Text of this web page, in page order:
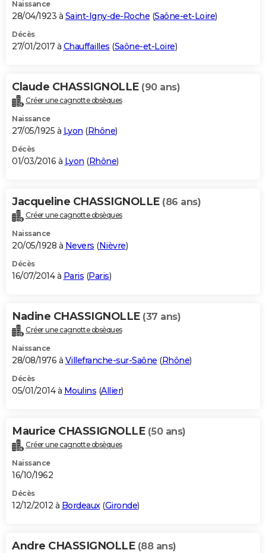
Naissance
28/04/1923 à Saint-Igny-de-Roche (Saône-et-Loire)
Décès
27/01/2017 à Chauffailles (Saône-et-Loire)
Claude CHASSIGNOLLE (90 ans)
Créer une cagnotte obsèques
Naissance
27/05/1925 à Lyon (Rhône)
Décès
01/03/2016 à Lyon (Rhône)
Jacqueline CHASSIGNOLLE (86 ans)
Créer une cagnotte obsèques
Naissance
20/05/1928 à Nevers (Nièvre)
Décès
16/07/2014 à Paris (Paris)
Nadine CHASSIGNOLLE (37 ans)
Créer une cagnotte obsèques
Naissance
28/08/1976 à Villefranche-sur-Saône (Rhône)
Décès
05/01/2014 à Moulins (Allier)
Maurice CHASSIGNOLLE (50 ans)
Créer une cagnotte obsèques
Naissance
16/10/1962
Décès
12/12/2012 à Bordeaux(Gironde)
Andre CHASSIGNOLLE (88 ans)